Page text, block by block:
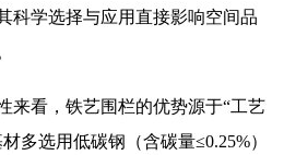
科学选择与应用直接影响空间品
看，铁艺围栏的优势源于“工艺
多选用低碳钢（含碳量≤0.25%）